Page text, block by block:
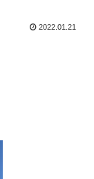
2022.01.21